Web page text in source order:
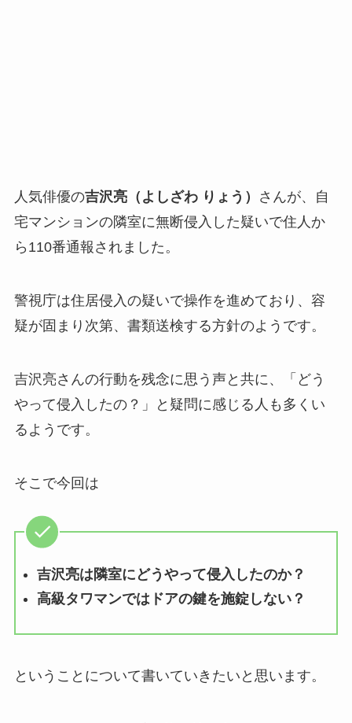
人気俳優の吉沢亮（よしざわ りょう）
さんが、自
宅マンションの隣室に無断侵入した疑いで住人か
ら110番通報されました。
警視庁は住居侵入の疑いで操作を進めており、容
疑が固まり次第、書類送検する方針のようです。
吉沢亮さんの行動を残念に思う声と共に、「どう
やって侵入したの？」と疑問に感じる人も多くい
るようです。
そこで今回は
吉沢亮は隣室にどうやって侵入したのか？
高級タワマンではドアの鍵を施錠しない？
ということについて書いていきたいと思います。